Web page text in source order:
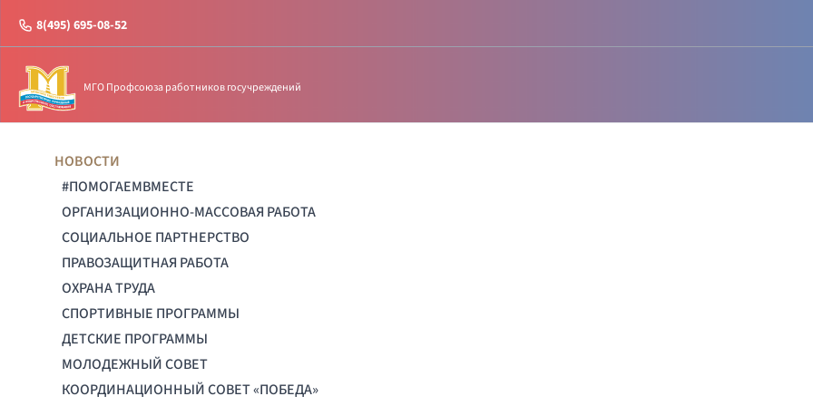
8(495) 695-08-52
МГО Профсоюза работников госучреждений
НОВОСТИ
#ПОМОГАЕМВМЕСТЕ
ОРГАНИЗАЦИОННО-МАССОВАЯ РАБОТА
СОЦИАЛЬНОЕ ПАРТНЕРСТВО
ПРАВОЗАЩИТНАЯ РАБОТА
ОХРАНА ТРУДА
СПОРТИВНЫЕ ПРОГРАММЫ
ДЕТСКИЕ ПРОГРАММЫ
МОЛОДЕЖНЫЙ СОВЕТ
КООРДИНАЦИОННЫЙ СОВЕТ «ПОБЕДА»